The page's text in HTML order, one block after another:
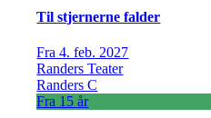
Til stjernerne falder
Fra 4. feb. 2027
Randers Teater
Randers C
Fra 15 år